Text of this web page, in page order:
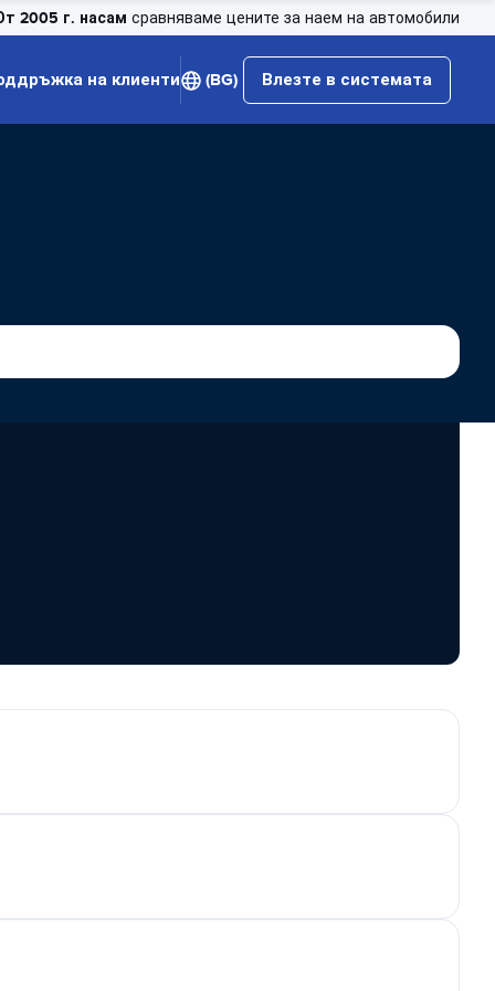
2005 г. насам сравняваме цените за наем на автомобили
на клиенти (BG) Влезте в системата